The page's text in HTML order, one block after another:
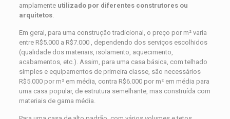
amplamente utilizado por diferentes construtores ou
arquitetos.
Em geral, para uma construção tradicional, o preço por m² varia
entre R$5.000 a R$7.000 , dependendo dos serviços escolhidos
(qualidade dos materiais, isolamento, aquecimento,
acabamentos, etc.). Assim, para uma casa básica, com telhado
simples e equipamentos de primeira classe, são necessários
R$5.000 por m² em média, contra R$6.000 por m² em média para
uma casa popular, de estrutura semelhante, mas construída com
materiais de gama média.